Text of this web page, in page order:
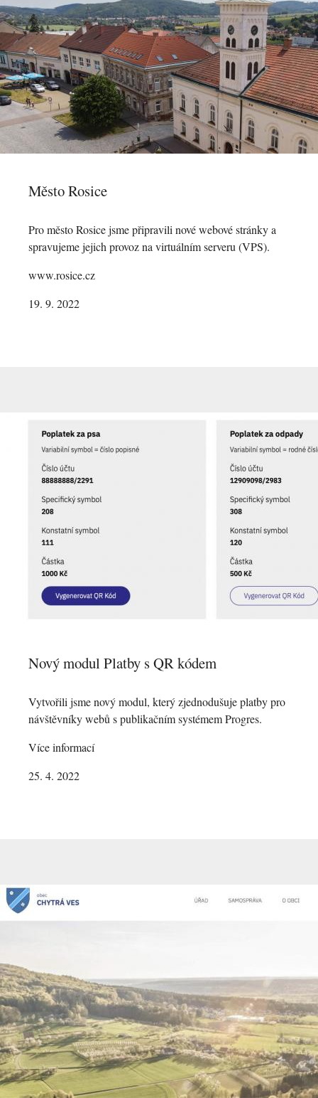
Město Rosice
Pro město Rosice jsme připravili nové webové stránky a
spravujeme jejich provoz na virtuálním serveru (VPS).
www.rosice.cz
19. 9. 2022
Nový modul Platby s QR kódem
Vytvořili jsme nový modul, který zjednodušuje platby pro
návštěvníky webů s publikačním systémem Progres.
Více informací
25. 4. 2022